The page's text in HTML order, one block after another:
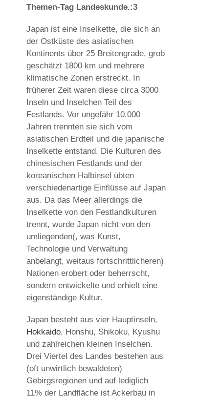
Themen-Tag Landeskunde.:3
Japan ist eine Inselkette, die sich an
der Ostküste des asiatischen
Kontinents über 25 Breitengrade, grob
geschätzt 1800 km und mehrere
klimatische Zonen erstreckt. In
früherer Zeit waren diese circa 3000
Inseln und Inselchen Teil des
Festlands. Vor ungefähr 10.000
Jahren trennten sie sich vom
asiatischen Erdteil und die japanische
Inselkette entstand. Die Kulturen des
chinesischen Festlands und der
koreanischen Halbinsel übten
verschiedenartige Einflüsse auf Japan
aus. Da das Meer allerdings die
Inselkette von den Festlandkulturen
trennt, wurde Japan nicht von den
umliegenden(, was Kunst,
Technologie und Verwaltung
anbelangt, weitaus fortschrittlicheren)
Nationen erobert oder beherrscht,
sondern entwickelte und erhielt eine
eigenständige Kultur.
Japan besteht aus vier Hauptinseln,
Hokkaido, Honshu, Shikoku, Kyushu
und zahlreichen kleinen Inselchen.
Drei Viertel des Landes bestehen aus
(oft unwirtlich bewaldeten)
Gebirgsregionen und auf lediglich
11% der Landfläche ist Ackerbau in